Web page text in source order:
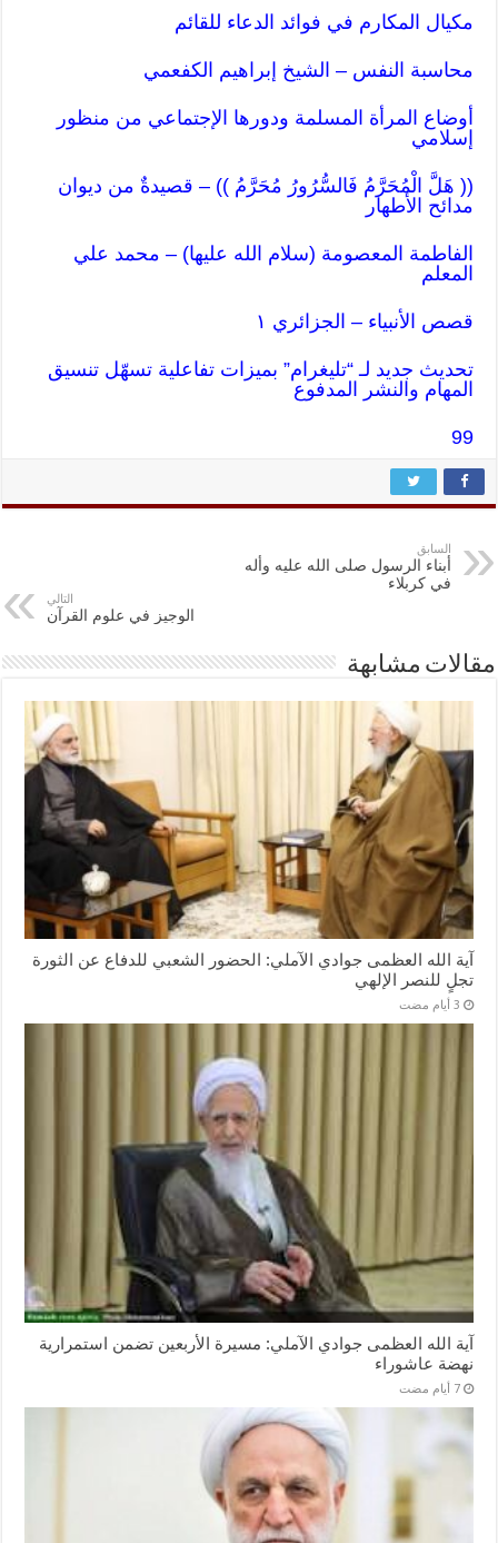
مكيال المكارم في فوائد الدعاء للقائم
محاسبة النفس – الشيخ إبراهيم الكفعمي
أوضاع المرأة المسلمة ودورها الإجتماعي من منظور
إسلامي
(( هَلَّ الْمُحَرَّمُ فَالسُّرُورُ مُحَرَّمُ )) – قصيدةٌ من ديوان
مدائح الأطهار
الفاطمة المعصومة (سلام الله عليها) – محمد علي
المعلم
قصص الأنبياء – الجزائري ١
تحديث جديد لـ “تليغرام” بميزات تفاعلية تسهّل تنسيق
المهام والنشر المدفوع
99
السابق
أبناء الرسول صلى الله عليه وأله
في كربلاء
التالي
الوجيز في علوم القرآن
مقالات مشابهة
آية الله العظمى جوادي الآملي: الحضور الشعبي للدفاع عن الثورة
تجلٍ للنصر الإلهي
آية الله العظمى جوادي الآملي: مسيرة الأربعين تضمن استمرارية
نهضة عاشوراء
‏7 أيام مضت